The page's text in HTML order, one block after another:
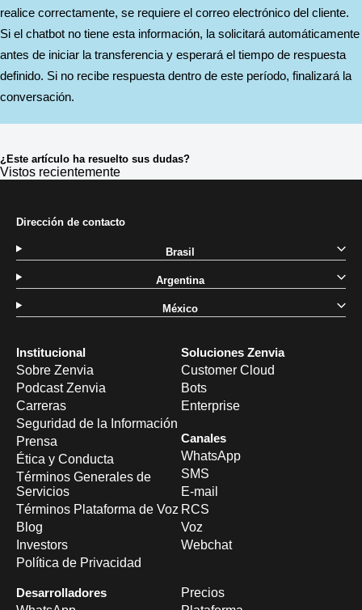
realice correctamente, se requiere el correo electrónico del cliente.
Si el chatbot no tiene esta información, la solicitará automáticamente
antes de iniciar la transferencia y esperará el tiempo de respuesta
definido. Si no recibe respuesta dentro de este período, finalizará la
conversación.
¿Este artículo ha resuelto sus dudas?
Vistos recientemente
Institucional
Sobre Zenvia
Podcast Zenvia
Carreras
Seguridad de la Información
Prensa
Ética y Conducta
Términos Generales de
Servicios
Términos Plataforma de Voz
Blog
Investors
Política de Privacidad
Soluciones Zenvia
Customer Cloud
Bots
Enterprise
Canales
WhatsApp
SMS
E-mail
RCS
Voz
Webchat
Desarrolladores
Precios
Dirección de contacto
Brasil
Argentina
México